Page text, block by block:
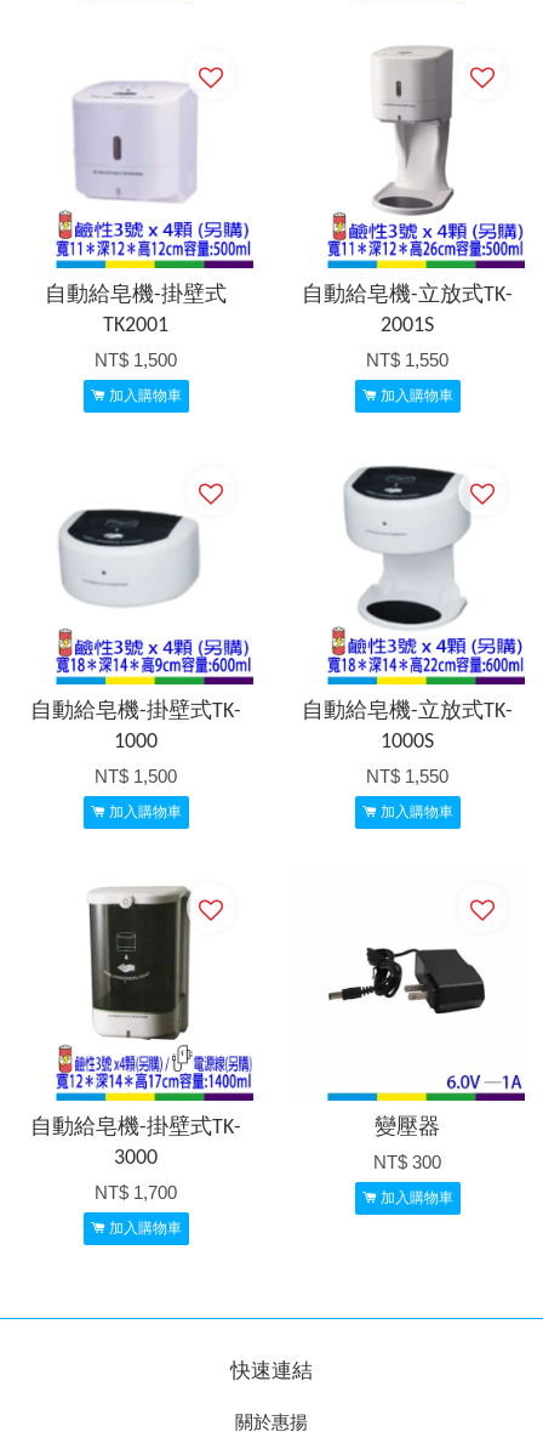
自動給皂機-掛壁式
TK2001
NT$ 1,500
加入購物車
自動給皂機-立放式TK-
2001S
NT$ 1,550
加入購物車
自動給皂機-掛壁式TK-
1000
NT$ 1,500
加入購物車
自動給皂機-立放式TK-
1000S
NT$ 1,550
加入購物車
自動給皂機-掛壁式TK-
3000
NT$ 1,700
加入購物車
變壓器
NT$ 300
加入購物車
快速連結
關於惠揚